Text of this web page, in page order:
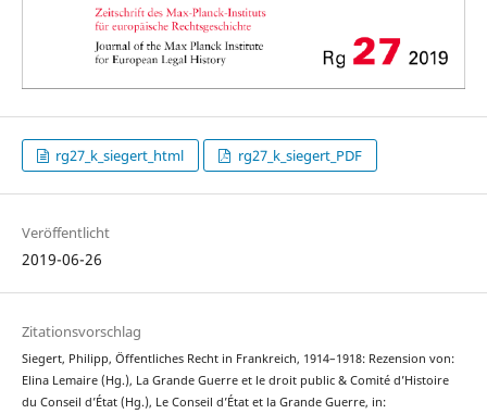
rg27_k_siegert_html rg27_k_siegert_PDF
Veröffentlicht
2019-06-26
Zitationsvorschlag
Siegert, Philipp, Öffentliches Recht in Frankreich, 1914–1918: Rezension von:
Elina Lemaire (Hg.), La Grande Guerre et le droit public & Comité d’Histoire
du Conseil d’État (Hg.), Le Conseil d’État et la Grande Guerre, in: